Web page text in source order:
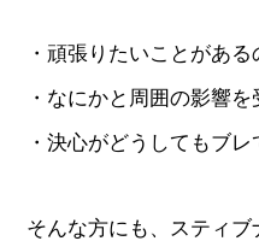
・頑張りたいことがあ
・なにかと周囲の影響
・決心がどうしてもブレ
そんな方にも、スティ